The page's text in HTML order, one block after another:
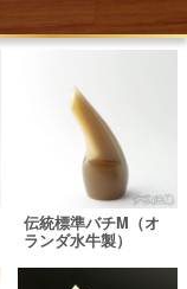
伝統標準バチM（オ
ランダ水牛製）